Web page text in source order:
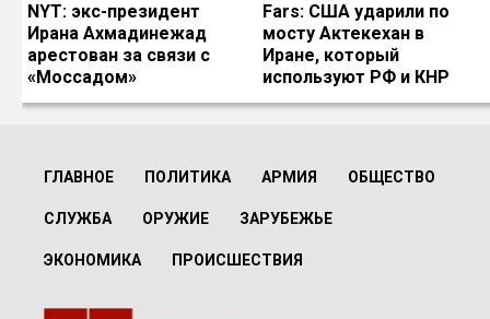
NYT: экс-президент
Ирана Ахмадинежад
арестован за связи с
«Моссадом»
Fars: США ударили по
мосту Актекехан в
Иране, который
используют РФ и КНР
ГЛАВНОЕ ПОЛИТИКА АРМИЯ ОБЩЕСТВО
СЛУЖБА ОРУЖИЕ ЗАРУБЕЖЬЕ
ЭКОНОМИКА ПРОИСШЕСТВИЯ